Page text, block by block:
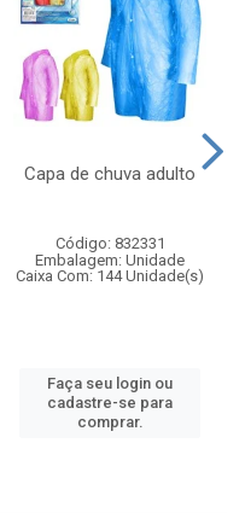
Capa de chuva adulto
Código: 832331
Embalagem: Unidade
Caixa Com: 144 Unidade(s)
Faça seu login ou
cadastre-se para
comprar.